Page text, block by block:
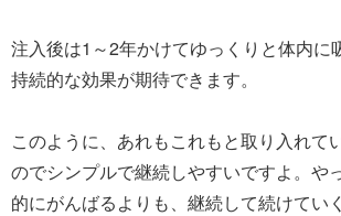
注入後は1～2年かけてゆっくりと体内に
持続的な効果が期待できます。
このように、あれもこれもと取り入れて
のでシンプルで継続しやすいですよ。や
的にがんばるよりも、継続して続けてい